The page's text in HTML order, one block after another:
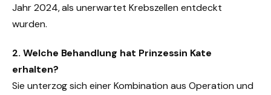
Jahr 2024, als unerwartet Krebszellen entdeckt
wurden.
2. Welche Behandlung hat Prinzessin Kate
erhalten?
Sie unterzog sich einer Kombination aus Operation und